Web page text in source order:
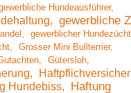
Hundeausführer
gewerbliche
gewerblicher
Grosser Mini Bullterrier
Gütersloh
Hundebiss
Haftung